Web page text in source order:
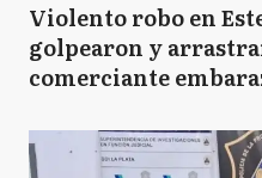
Violento robo en
golpearon y
comerciante